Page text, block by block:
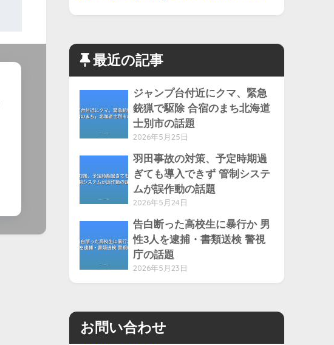
最近の記事
ジャンプ台付近にクマ、緊急
銃猟で駆除 合宿のまち北海道
士別市の話題
2026年5月25日
羽田事故の対策、予定時期過
ぎても導入できず 管制システ
ムが誤作動の話題
2026年5月24日
告白断った高校生に暴行か 男
性3人を逮捕・書類送検 警視
庁の話題
2026年5月23日
お問い合わせ